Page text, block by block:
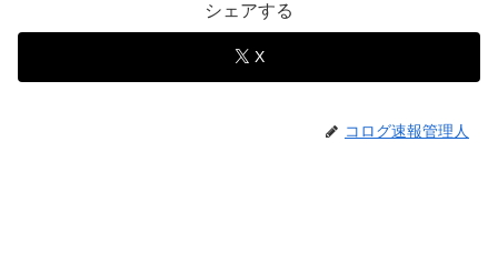
シェアする
X
コログ速報管理人